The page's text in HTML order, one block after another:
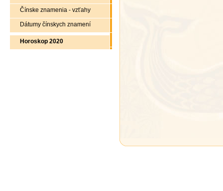
Čínske znamenia - vzťahy
Dátumy čínskych znamení
Horoskop 2020